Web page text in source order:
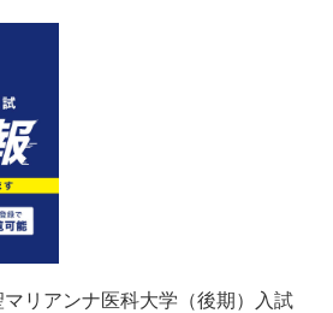
リアンナ医科大学（後期）入試